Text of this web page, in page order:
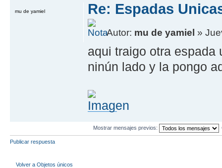
Re: Espadas
Autor: mu de yamiel »
aqui traigo otra espada
ninún lado y la pongo
mu de yamiel
Mostrar mensajes previos:
Publicar respuesta
Volver a Objetos únicos